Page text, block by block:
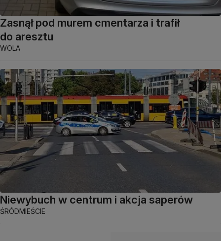
Zasnął pod murem cmentarza i trafił
do aresztu
WOLA
Niewybuch w centrum i akcja saperów
ŚRÓDMIEŚCIE